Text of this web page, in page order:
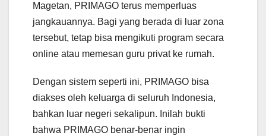
Magetan, PRIMAGO terus memperluas
jangkauannya. Bagi yang berada di luar zona
tersebut, tetap bisa mengikuti program secara
online atau memesan guru privat ke rumah.
Dengan sistem seperti ini, PRIMAGO bisa
diakses oleh keluarga di seluruh Indonesia,
bahkan luar negeri sekalipun. Inilah bukti
bahwa PRIMAGO benar-benar ingin